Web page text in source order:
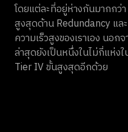
โดยแต่ละที่อยู่ห่างกันมากกว่
สูงสุดด้าน Redundancy แล
ความเร็วสูงของเราเอง นอ
ล่าสุดยังเป็นหนึ่งในไม่กี่แห่ง
Tier IV ขั้นสูงสุดอีกด้วย